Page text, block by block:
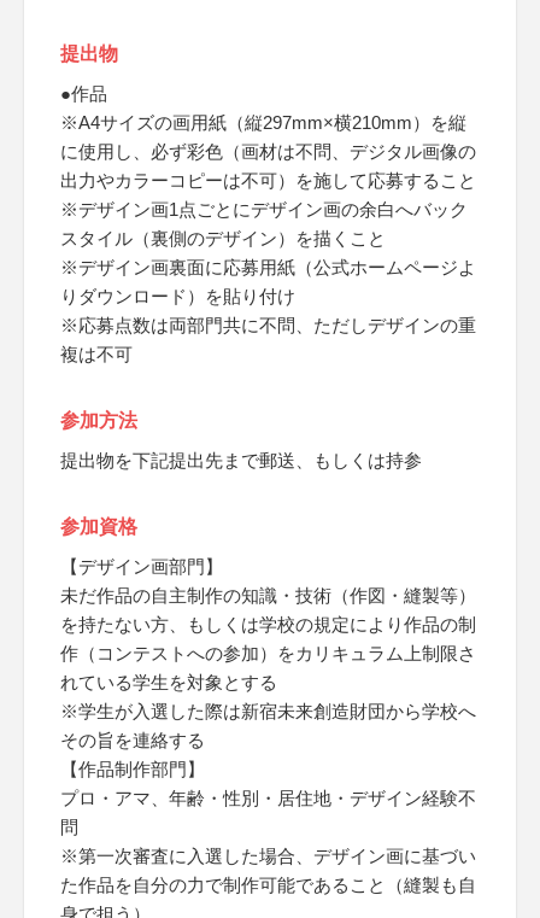
提出物
●作品
※A4サイズの画用紙（縦297mm×横210mm）を縦
に使用し、必ず彩色（画材は不問、デジタル画像の
出力やカラーコピーは不可）を施して応募すること
※デザイン画1点ごとにデザイン画の余白へバック
スタイル（裏側のデザイン）を描くこと
※デザイン画裏面に応募用紙（公式ホームページよ
りダウンロード）を貼り付け
※応募点数は両部門共に不問、ただしデザインの重
複は不可
参加方法
提出物を下記提出先まで郵送、もしくは持参
参加資格
【デザイン画部門】
未だ作品の自主制作の知識・技術（作図・縫製等）
を持たない方、もしくは学校の規定により作品の制
作（コンテストへの参加）をカリキュラム上制限さ
れている学生を対象とする
※学生が入選した際は新宿未来創造財団から学校へ
その旨を連絡する
【作品制作部門】
プロ・アマ、年齢・性別・居住地・デザイン経験不
問
※第一次審査に入選した場合、デザイン画に基づい
た作品を自分の力で制作可能であること（縫製も自
身で担う）